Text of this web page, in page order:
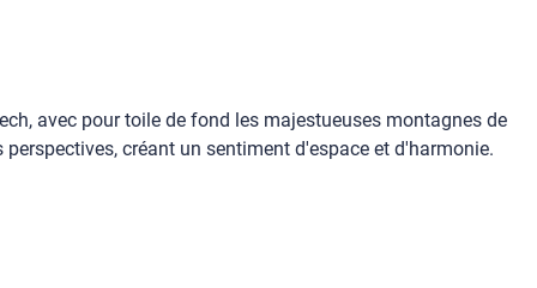
avec pour toile de fond les majestueuses montagnes de
créant un sentiment d'espace et d'harmonie.